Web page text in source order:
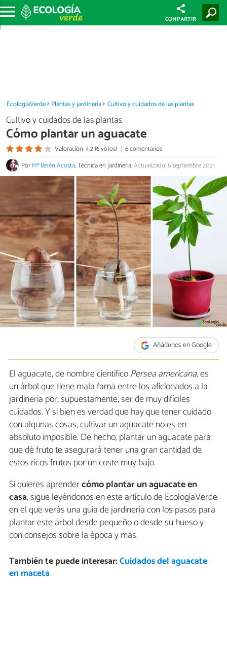
COMPARTIR
EcologíaVerde Plantas y jardinería Cultivo y cuidados de las plantas
Cultivo y cuidados de las plantas
Cómo plantar un aguacate
Valoración: 4.2 (6 votos)
6 comentarios
PorMª Belén Acosta, Técnica en jardinería.Actualizado: 6 septiembre 2021
Añádenos en Google
El aguacate, de nombre científicoPersea americana, es
un árbol que tiene mala fama entre los aficionados a la
jardinería por, supuestamente, ser de muy difíciles
cuidados. Y si bien es verdad que hay que tener cuidado
con algunas cosas, cultivar un aguacate no es en
absoluto imposible. De hecho, plantar un aguacate para
que dé fruto te asegurará tener una gran cantidad de
estos ricos frutos por un coste muy bajo.
Si quieres aprendercómo plantar un aguacate en
casa, sigue leyéndonos en este artículo de EcologíaVerde
en el que verás una guía de jardinería con los pasos para
plantar este árbol desde pequeño o desde su hueso y
con consejos sobre la época y más.
También te puede interesar:Cuidados del aguacate
en maceta